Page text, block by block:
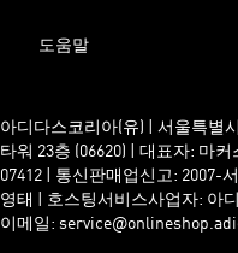
도움말
아디다스코리아(유) | 서울특별
타워 23층 (06620) | 대표자: 마
07412 | 통신판매업신고: 2007-
영태 | 호스팅서비스사업자: 아
이메일: